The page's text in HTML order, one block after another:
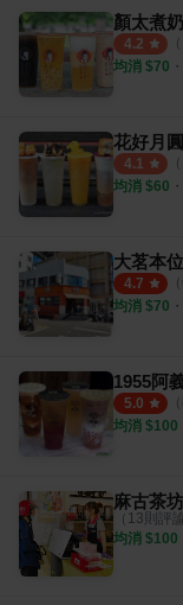
顏太煮
4.2 （
均消 $70 ・
花好月
4.1 （
均消 $60 ・
大茗本
4.7 （
均消 $70 ・
1955阿
5.0 （
均消 $100
麻古茶
（ 13則評
均消 $100